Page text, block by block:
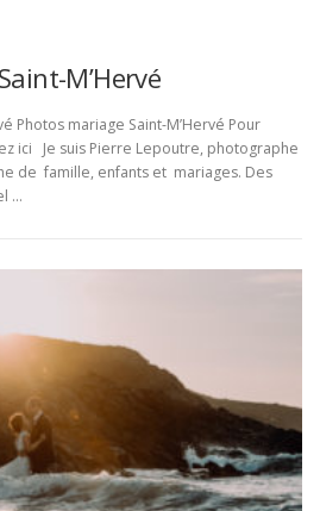
M’Hervé
Photos mariage Saint-M’Hervé Pour
ici Je suis Pierre Lepoutre, photographe
de famille, enfants et mariages. Des
…